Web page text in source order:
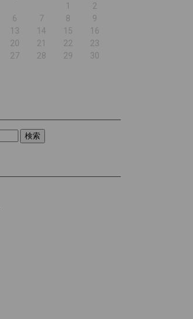
1
2
6 7 8
9
13 14 15
16
20 21 22
23
27 28 29
30